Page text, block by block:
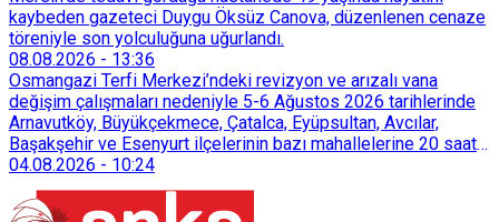
kaybeden gazeteci Duygu Öksüz Canova, düzenlenen cenaze
töreniyle son yolculuğuna uğurlandı.
08.08.2026 - 13:36
Osmangazi Terfi Merkezi’ndeki revizyon ve arızalı vana
değişim çalışmaları nedeniyle 5-6 Ağustos 2026 tarihlerinde
Arnavutköy, Büyükçekmece, Çatalca, Eyüpsultan, Avcılar,
Başakşehir ve Esenyurt ilçelerinin bazı mahallelerine 20 saat
süreyle su verilemeyecek.
04.08.2026 - 10:24